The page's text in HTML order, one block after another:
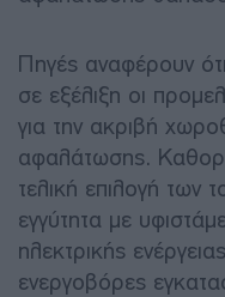
Πηγές αναφέρουν
σε εξέλιξη οι
για την ακριβή
αφαλάτωσης.
τελική επιλογή των
εγγύτητα με
ηλεκτρικής
ενεργοβόρες